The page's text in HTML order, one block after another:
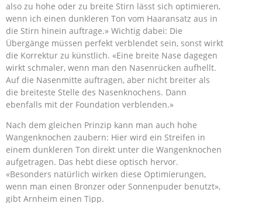
also zu hohe oder zu breite Stirn lässt sich optimieren,
wenn ich einen dunkleren Ton vom Haaransatz aus in
die Stirn hinein auftrage.» Wichtig dabei: Die
Übergänge müssen perfekt verblendet sein, sonst wirkt
die Korrektur zu künstlich. «Eine breite Nase dagegen
wirkt schmaler, wenn man den Nasenrücken aufhellt.
Auf die Nasenmitte auftragen, aber nicht breiter als
die breiteste Stelle des Nasenknochens. Dann
ebenfalls mit der Foundation verblenden.»
Nach dem gleichen Prinzip kann man auch hohe
Wangenknochen zaubern: Hier wird ein Streifen in
einem dunkleren Ton direkt unter die Wangenknochen
aufgetragen. Das hebt diese optisch hervor.
«Besonders natürlich wirken diese Optimierungen,
wenn man einen Bronzer oder Sonnenpuder benutzt»,
gibt Arnheim einen Tipp.